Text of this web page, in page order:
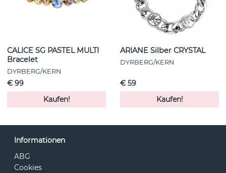
CALICE SG PASTEL MULTI
Bracelet
DYRBERG/KERN
€ 99
Kaufen!
ARIANE Silber CRYSTAL
DYRBERG/KERN
€ 59
Kaufen!
Informationen
ABG
Cookies